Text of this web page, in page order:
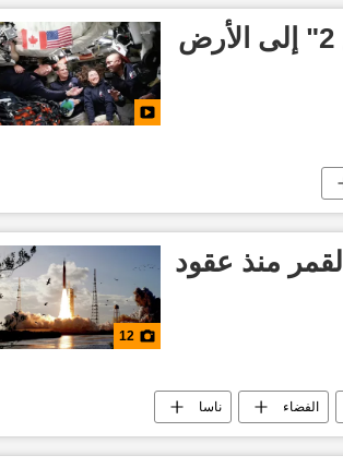
"ناسا": عودة طاقم مهمة "أرتميس 2" إلى الأرض
منذ عقود
12
الفضاء ناسا